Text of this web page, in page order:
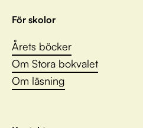
För skolor
Årets böcker
Om Stora bokvalet
Om läsning